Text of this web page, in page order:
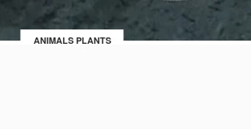
ANIMALS PLANTS